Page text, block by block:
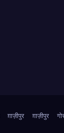
ग़ाज़ीपुर ग़ाज़ीपुर